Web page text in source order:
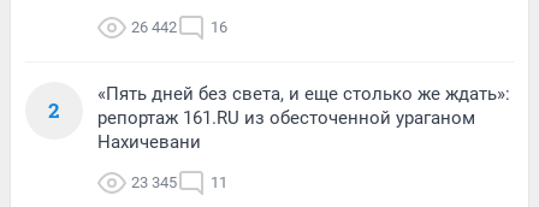
26 442 16
2
«Пять дней без света, и еще столько же ждать»:
репортаж 161.RU из обесточенной ураганом
Нахичевани
23 345 11